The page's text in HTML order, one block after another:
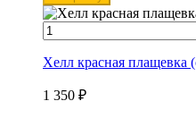
Хелл красная плащевка
1 350 ₽